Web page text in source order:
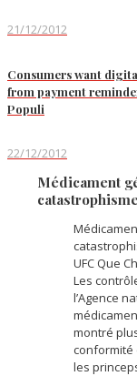
21/12/2012
Consumers want
from payment
Populi
22/12/2012
Médicament
UFC Que
Les
l’Agence
montré
conformité
les